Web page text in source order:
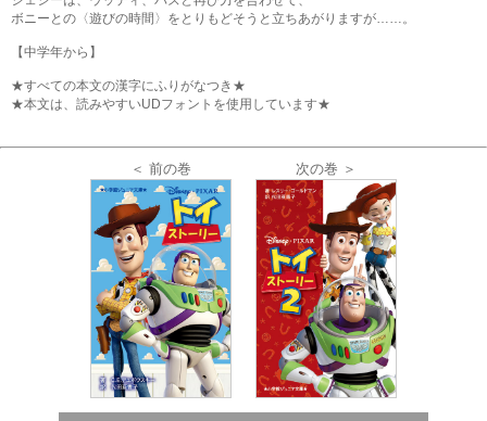
ボニーとの〈遊びの時間〉をとりもどそうと立ちあがりますが……。
【中学年から】
★すべての本文の漢字にふりがなつき★
★本文は、読みやすいUDフォントを使用しています★
＜ 前の巻 次の巻 ＞